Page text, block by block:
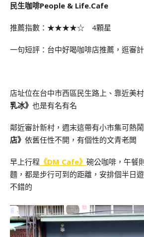
民生咖啡People & Life.Cafe
推薦指數：★★★★☆ 4顆星
一句短評：台中好喝咖啡店推薦，逛審
店址位在台中市西區民生路上、靠近美
乳冰》 也是有名有名
鄰近審計新村，週末這帶有小市集可熱
店》 依舊任性不開，有個性的文青老闆
早上行程 《DM Cafe》 碗公咖啡，午餐
麵，都是步行可到的距離，安排個半日
不錯的